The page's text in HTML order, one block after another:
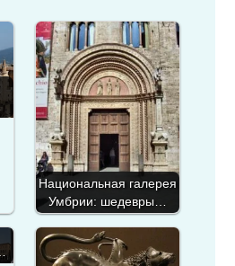
Национальная галерея
Умбрии: шедевры…